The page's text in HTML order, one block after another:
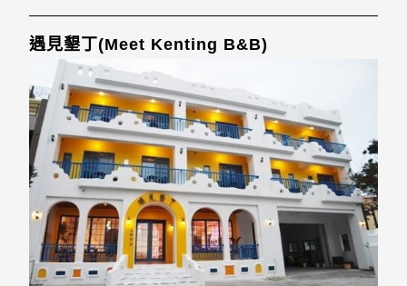
遇見墾丁(Meet Kenting B&B)